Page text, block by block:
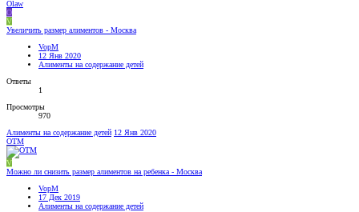
Olaw
O
V
Увеличить размер алиментов - Москва
VopM
12 Янв 2020
Алименты на содержание детей
Ответы
1
Просмотры
970
Алименты на содержание детей 12 Янв 2020
OTM
V
Можно ли снизить размер алиментов на ребенка - Москва
VopM
17 Дек 2019
Алименты на содержание детей